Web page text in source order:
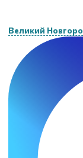
Великий